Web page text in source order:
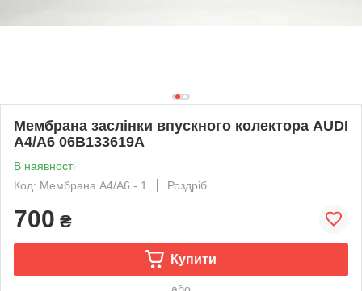
Мембрана заслінки впускного колектора AUDI
A4/A6 06B133619A
В наявності
Код: Мембрана А4/А6 - 1
Роздріб
700 ₴
Купити
або